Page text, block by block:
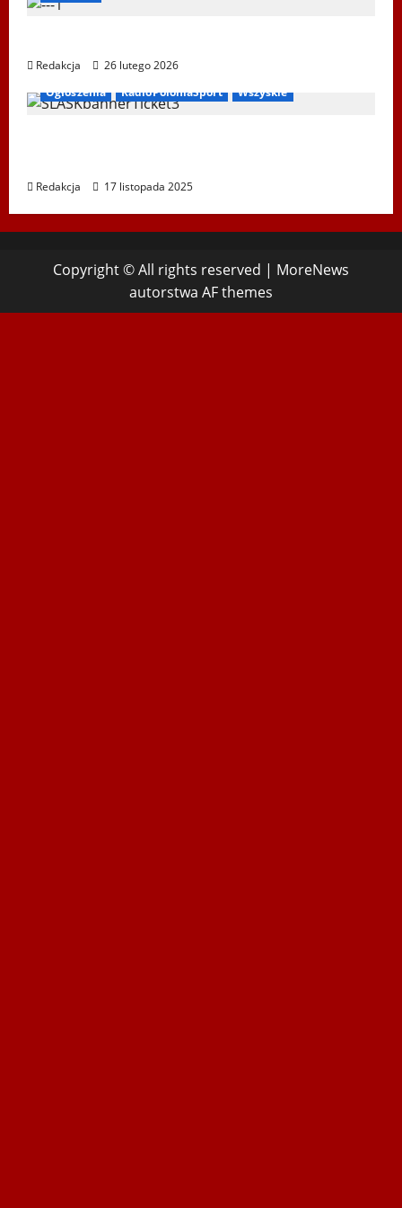
Redakcja
26 lutego 2026
Ogłoszenia
RadioPoloniaSport Wszyskie
Redakcja 17 listopada 2025
Copyright © All rights reserved | MoreNews
autorstwa AF themes